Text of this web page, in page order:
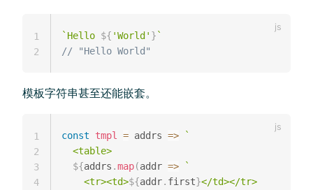
` Hello ${ 'World' } `
// "Hello World"
1
2
模板字符串甚至还能嵌套。
const tmpl = addrs =>
`
  <table>
${addrs .map(addr =>
`
    <tr><td>
${addr. first}</td></tr>
1
2
3
4